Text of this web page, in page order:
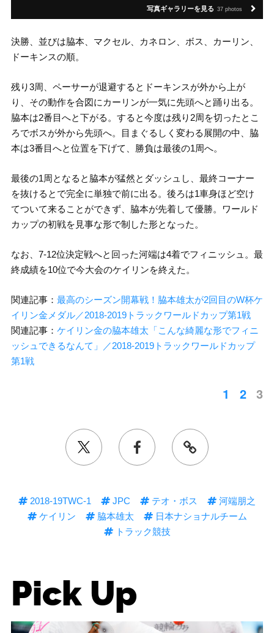
写真ギャラリーを見る 37 photos
決勝、並びは脇本、マクセル、カネロン、ボス、カーリン、
ドーキンスの順。
残り3周、ペーサーが退避するとドーキンスが外から上が
り、その動作を合図にカーリンが一気に先頭へと踊り出る。
脇本は2番目へと下がる。すると今度は残り2周を切ったとこ
ろでボスが外から先頭へ。目まぐるしく変わる展開の中、脇
本は3番目へと位置を下げて、勝負は最後の1周へ。
最後の1周となると脇本が猛然とダッシュし、最終コーナー
を抜けるとで完全に単独で前に出る。後ろは1車身ほど空け
てついて来ることができず、脇本が先着して優勝。ワールド
カップの初戦を見事な形で制した形となった。
なお、7-12位決定戦へと回った河端は4着でフィニッシュ。最
終成績を10位で今大会のケイリンを終えた。
関連記事： 最高のシーズン開幕戦！脇本雄太が2回目のW杯ケ
イリン金メダル／2018-2019トラックワールドカップ第1戦
関連記事： ケイリン金の脇本雄太「こんな綺麗な形でフィニ
ッシュできるなんて」／2018-2019トラックワールドカップ
第1戦
1 2 3
2018-19TWC-1 JPC テオ・ボス
河端朋之
ケイリン
脇本雄太
日本ナショナルチーム
トラック競技
Pick Up